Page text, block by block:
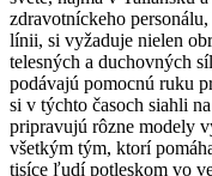
zdravotníckeho
línii, si vyžaduje nielen
telesných a duchovných
podávajú pomocnú ruku
si v týchto časoch siahli
pripravujú rôzne modely
všetkým tým, ktorí
tisíce ľudí potleskom vo